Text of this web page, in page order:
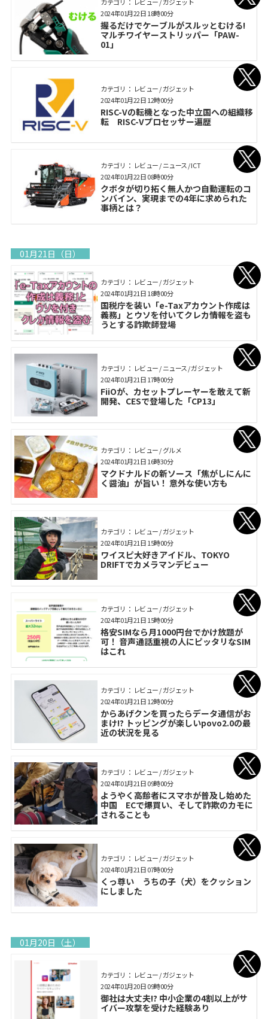
握るだけでケーブルがスルッとむける!
マルチワイヤーストリッパー「PAW-
01」
2024年01月22日 18時00分
カテゴリ： レビュー / ガジェット
RISC-Vの転機となった中立国への組織移
転 RISC-Vプロセッサー遍歴
2024年01月22日 12時00分
カテゴリ： レビュー / ニュース / ICT
クボタが切り拓く無人かつ自動運転のコ
ンバイン、実現までの4年に求められた
事柄とは？
2024年01月22日 08時00分
01月21日（日）
カテゴリ： レビュー / ガジェット
国税庁を装い「e-Taxアカウント作成は
義務」とウソを付いてクレカ情報を盗も
うとする詐欺師登場
2024年01月21日 18時00分
カテゴリ： レビュー / ニュース / ガジェット
FiiOが、カセットプレーヤーを敢えて新
開発、CESで登場した「CP13」
2024年01月21日 17時00分
カテゴリ： レビュー / グルメ
マクドナルドの新ソース「焦がしにんに
く醤油」が旨い！ 意外な使い方も
2024年01月21日 16時30分
カテゴリ： レビュー / ガジェット
ワイスピ大好きアイドル、TOKYO
DRIFTでカメラマンデビュー
2024年01月21日 15時00分
カテゴリ： レビュー / ガジェット
格安SIMなら月1000円台でかけ放題が
可！ 音声通話重視の人にピッタリなSIM
はこれ
2024年01月21日 15時00分
カテゴリ： レビュー / ガジェット
からあげクンを買ったらデータ通信がお
まけ!? トッピングが楽しいpovo2.0の最
近の状況を見る
2024年01月21日 12時00分
カテゴリ： レビュー / ガジェット
ようやく高齢者にスマホが普及し始めた
中国 ECで爆買い、そして詐欺のカモに
されることも
2024年01月21日 09時00分
カテゴリ： レビュー / ガジェット
くっ尊い うちの子（犬）をクッション
にしました
2024年01月21日 07時00分
01月20日（土）
カテゴリ： レビュー / ガジェット
御社は大丈夫!? 中小企業の4割以上がサ
イバー攻撃を受けた経験あり
2024年01月20日 09時00分